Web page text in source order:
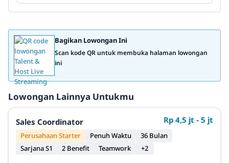
Bagikan Lowongan Ini
Scan kode QR untuk membuka halaman lowongan
ini
Lowongan Lainnya Untukmu
Sales Coordinator Rp 4,5 jt - 5 jt
Perusahaan Starter Penuh Waktu
36 Bulan
Sarjana S1
2 Benefit Teamwork +2